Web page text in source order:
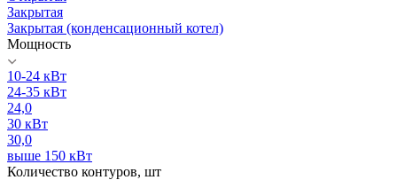
Закрытая
Закрытая (конденсационный котел)
Мощность
10-24 кВт
24-35 кВт
24,0
30 кВт
30,0
выше 150 кВт
Количество контуров, шт